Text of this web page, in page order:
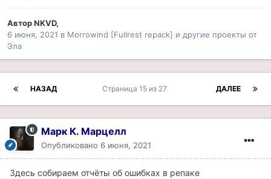
АвторNKVD,
6 июня, 2021 в Morrowind [Fullrest repack] и другие проекты от
Эла
НАЗАД ДАЛЕЕ
Страница 15 из 27
Марк К. Марцелл
Опубликовано 6 июня, 2021
Здесь собираем отчёты об ошибках в репаке